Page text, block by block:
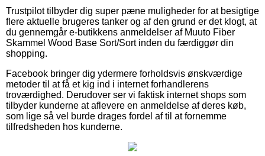
Trustpilot tilbyder dig super pæne muligheder for at besigtige
flere aktuelle brugeres tanker og af den grund er det klogt, at
du gennemgår e-butikkens anmeldelser af Muuto Fiber
Skammel Wood Base Sort/Sort inden du færdiggør din
shopping.
Facebook bringer dig ydermere forholdsvis ønskværdige
metoder til at få et kig ind i internet forhandlerens
troværdighed. Derudover ser vi faktisk internet shops som
tilbyder kunderne at aflevere en anmeldelse af deres køb,
som lige så vel burde drages fordel af til at fornemme
tilfredsheden hos kunderne.